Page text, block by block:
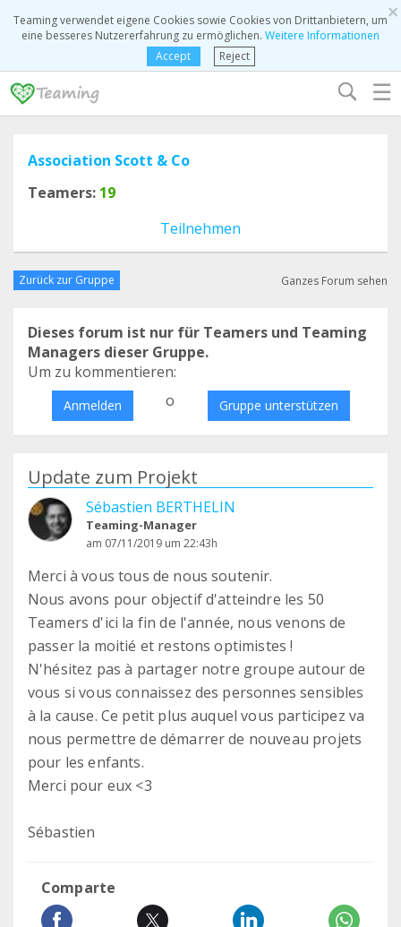
×
Teaming verwendet eigene Cookies sowie Cookies von Drittanbietern, um
eine besseres Nutzererfahrung zu ermöglichen. Weitere Informationen
Accept
Reject
☰
Association Scott & Co
Teamers: 19
Teilnehmen
Zurück zur Gruppe Ganzes Forum sehen
Dieses forum ist nur für Teamers und Teaming
Managers dieser Gruppe.
Um zu kommentieren:
Anmelden o Gruppe unterstützen
Update zum Projekt
Sébastien BERTHELIN
Teaming-Manager
am 07/11/2019 um 22:43h
Merci à vous tous de nous soutenir.
Nous avons pour objectif d'atteindre les 50
Teamers d'ici la fin de l'année, nous venons de
passer la moitié et restons optimistes !
N'hésitez pas à partager notre groupe autour de
vous si vous connaissez des personnes sensibles
à la cause. Ce petit plus auquel vous participez va
nous permettre de démarrer de nouveau projets
pour les enfants.
Merci pour eux <3
Sébastien
Comparte